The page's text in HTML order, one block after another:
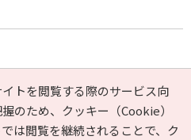
PAGE TOP
トを閲覧する際のサービス向
のため、クッキー（Cookie）
は閲覧を継続されることで、ク
お気に入り
ヘルプ